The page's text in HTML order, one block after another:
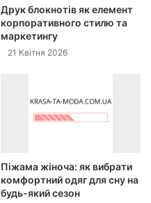
Друк блокнотів як елемент
корпоративного стилю та
маркетингу
21 Квітня 2026
Піжама жіноча: як вибрати
комфортний одяг для сну на
будь-який сезон